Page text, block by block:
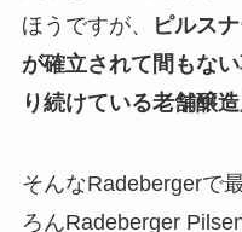
ほうですが、
ピルス
が確立されて間もな
り続けている老舗醸
そんなRadebergerで
ろんRadeberger